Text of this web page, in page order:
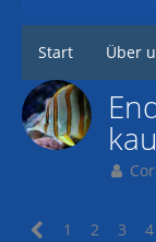
Start Über
1 2 3 4